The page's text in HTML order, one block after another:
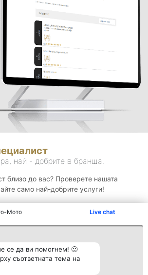
Mото Live chat
се да ви помогнем! 🙂
съответната тема на
най - добрите в бранша.
близо до вас? Проверете нашата
само най-добрите услуги!